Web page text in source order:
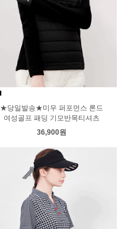
★당일발송★미우 퍼포먼스 론드
여성골프 패딩 기모반목티셔츠
36,900원